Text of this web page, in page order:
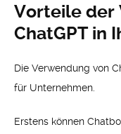
Vorteile der
ChatGPT in
Die Verwendung von
für Unternehmen.
Erstens können